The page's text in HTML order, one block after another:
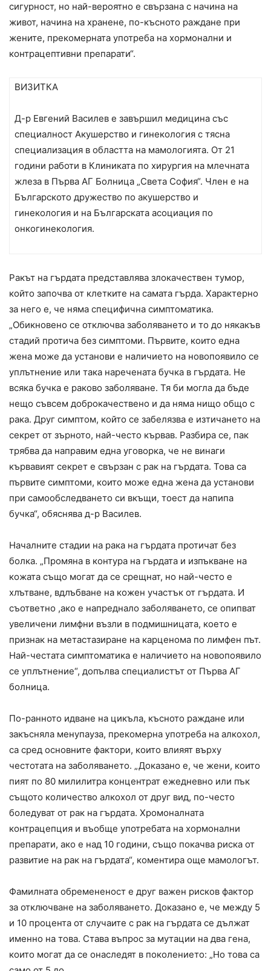
сигурност, но най-вероятно е свързана с начина на
живот, начина на хранене, по-късното раждане при
жените, прекомерната употреба на хормонални и
контрацептивни препарати“.
ВИЗИТКА
Д-р Евгений Василев е завършил медицина със
специалност Акушерство и гинекология с тясна
специализация в областта на мамологията. От 21
години работи в Клиниката по хирургия на млечната
жлеза в Първа АГ Болница „Света София“. Член е на
Българското дружество по акушерство и
гинекология и на Българската асоциация по
онкогинекология.
Ракът на гърдата представлява злокачествен тумор,
който започва от клетките на самата гърда. Характерно
за него е, че няма специфична симптоматика.
„Обикновено се отключва заболяването и то до някакъв
стадий протича без симптоми. Първите, които една
жена може да установи е наличието на новопоявило се
уплътнение или така наречената бучка в гърдата. Не
всяка бучка е раково заболяване. Тя би могла да бъде
нещо съвсем доброкачествено и да няма нищо общо с
рака. Друг симптом, който се забелязва е изтичането на
секрет от зърното, най-често кървав. Разбира се, пак
трябва да направим една уговорка, че не винаги
кървавият секрет е свързан с рак на гърдата. Това са
първите симптоми, които може една жена да установи
при самообследването си вкъщи, тоест да напипа
бучка“, обяснява д-р Василев.
Началните стадии на рака на гърдата протичат без
болка. „Промяна в контура на гърдата и изпъкване на
кожата също могат да се срещнат, но най-често е
хлътване, вдлъбване на кожен участък от гърдата. И
съответно ,ако е напреднало заболяването, се опипват
увеличени лимфни възли в подмишницата, което е
признак на метастазиране на карценома по лимфен път.
Най-честата симптоматика е наличието на новопоявило
се уплътнение“, допълва специалистът от Първа АГ
болница.
По-ранното идване на цикъла, късното раждане или
закъсняла менупауза, прекомерна употреба на алкохол,
са сред основните фактори, които влияят върху
честотата на заболяването. „Доказано е, че жени, които
пият по 80 милилитра концентрат ежедневно или пък
същото количество алкохол от друг вид, по-често
боледуват от рак на гърдата. Хромоналната
контрацепция и въобще употребата на хормонални
препарати, ако е над 10 години, също покачва риска от
развитие на рак на гърдата“, коментира още мамологът.
Фамилната обремененост е друг важен рисков фактор
за отключване на заболяването. Доказано е, че между 5
и 10 процента от случаите с рак на гърдата се дължат
именно на това. Става въпрос за мутации на два гена,
които могат да се онаследят в поколението: „Но това са